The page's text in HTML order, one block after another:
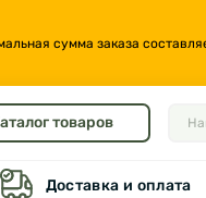
сумма заказа
товаров
Доставка и оплата